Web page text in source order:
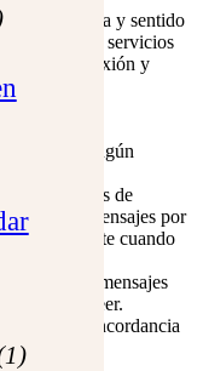
dan forma y sentido
un portal de servicios
reflexión y
al
que ningún
identidad.
opciones de
de mensajes por
avisándote cuando
sobre los mensajes
para releer.
de la Concordancia